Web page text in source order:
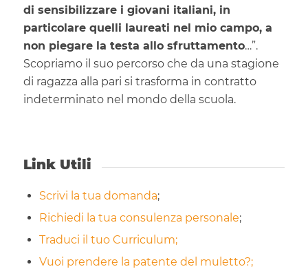
di sensibilizzare i giovani italiani, in
particolare quelli laureati nel mio campo, a
non piegare la testa allo sfruttamento…”.
Scopriamo il suo percorso che da una stagione
di ragazza alla pari si trasforma in contratto
indeterminato nel mondo della scuola.
Link Utili
Scrivi la tua domanda;
Richiedi la tua consulenza personale;
Traduci il tuo Curriculum;
Vuoi prendere la patente del muletto?;